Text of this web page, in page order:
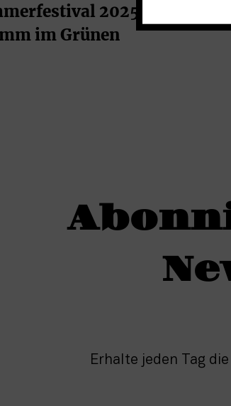
2025:
im Grünen
Erhalte jeden Tag